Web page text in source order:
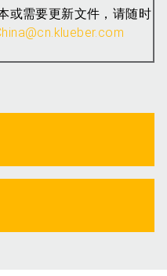
或需要更新文件，请随时